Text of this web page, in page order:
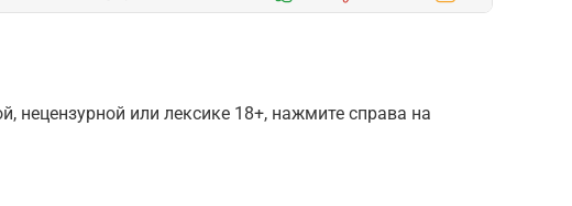
нецензурной или лексике 18+, нажмите справа на